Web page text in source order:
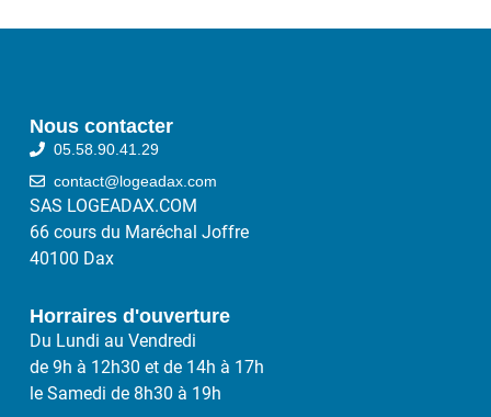
Nous contacter
05.58.90.41.29
contact@logeadax.com
SAS LOGEADAX.COM
66 cours du Maréchal Joffre
40100 Dax
Horraires d'ouverture
Du Lundi au Vendredi
de 9h à 12h30 et de 14h à 17h
le Samedi de 8h30 à 19h